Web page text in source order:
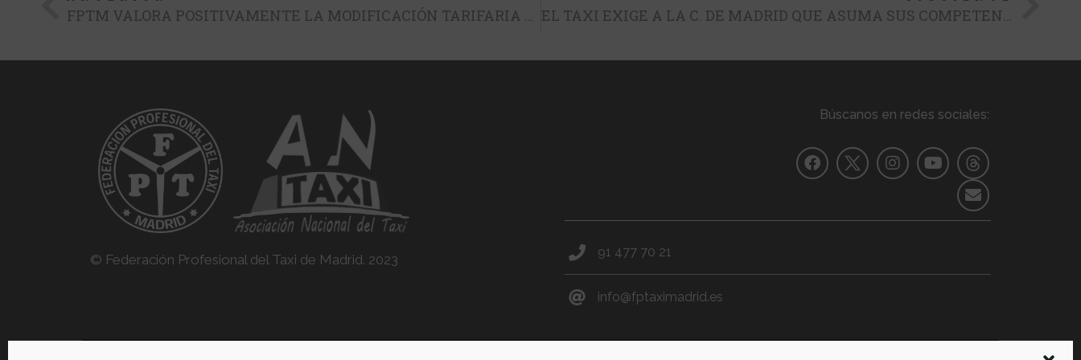
FPTM VALORA POSITIVAMENTE LA MODIFICACIÓN TARIFARIA QUE HA ENTRADO EN VIGOR EN MADRID EL TAXI EXIGE A LA C. DE MADRID QUE ASUMA SUS COMPETENCIAS
© Federación Profesional del Taxi de Madrid. 2023
Búscanos en redes sociales:
91 477 70 21
info@fptaximadrid.es